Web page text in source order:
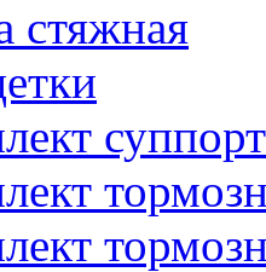
стяжная